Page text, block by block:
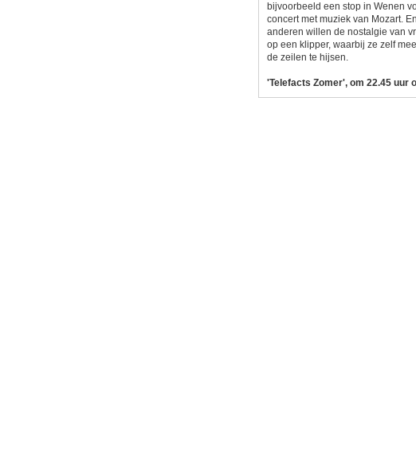
bijvoorbeeld een stop in Wenen
concert met muziek van Mozart.
anderen willen de nostalgie van
op een klipper, waarbij ze zelf
de zeilen te hijsen.
'Telefacts Zomer', om 22.45 uur